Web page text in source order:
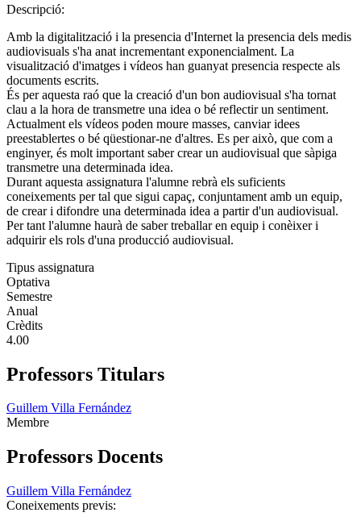
Descripció:
Amb la digitalització i la presencia d'Internet la presencia dels medis
audiovisuals s'ha anat incrementant exponencialment. La
visualització d'imatges i vídeos han guanyat presencia respecte als
documents escrits.
És per aquesta raó que la creació d'un bon audiovisual s'ha tornat
clau a la hora de transmetre una idea o bé reflectir un sentiment.
Actualment els vídeos poden moure masses, canviar idees
preestablertes o bé qüestionar-ne d'altres. Es per això, que com a
enginyer, és molt important saber crear un audiovisual que sàpiga
transmetre una determinada idea.
Durant aquesta assignatura l'alumne rebrà els suficients
coneixements per tal que sigui capaç, conjuntament amb un equip,
de crear i difondre una determinada idea a partir d'un audiovisual.
Per tant l'alumne haurà de saber treballar en equip i conèixer i
adquirir els rols d'una producció audiovisual.
Tipus assignatura
Optativa
Semestre
Anual
Crèdits
4.00
Professors Titulars
Guillem Villa Fernández
Membre
Professors Docents
Guillem Villa Fernández
Coneixements previs: